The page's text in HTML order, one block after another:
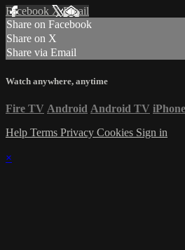
Facebook XEmail
Share on Facebook
Share on X
Share via Email
Watch anywhere, anytime
Fire TV Android Android TV iPhone
Help Terms Privacy Cookies Sign in
×